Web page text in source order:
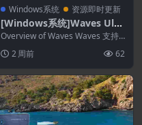
Windows系统 资源即时更新
[Windows系统]Waves Ulti
mate 17 2026.07.27
Overview of Waves Waves 支持
64 位处理器，拥有更快的...
2 周前 62